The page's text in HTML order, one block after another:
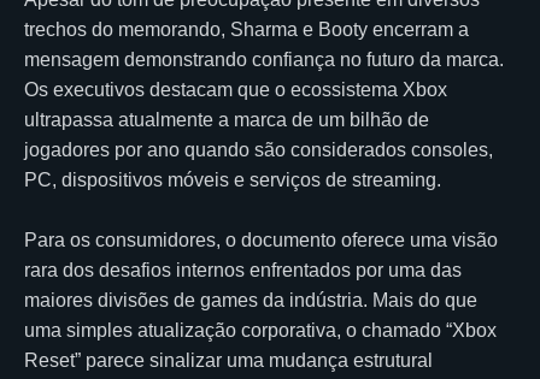
trechos do memorando, Sharma e Booty encerram a
mensagem demonstrando confiança no futuro da marca.
Os executivos destacam que o ecossistema Xbox
ultrapassa atualmente a marca de um bilhão de
jogadores por ano quando são considerados consoles,
PC, dispositivos móveis e serviços de streaming.
Para os consumidores, o documento oferece uma visão
rara dos desafios internos enfrentados por uma das
maiores divisões de games da indústria. Mais do que
uma simples atualização corporativa, o chamado “Xbox
Reset” parece sinalizar uma mudança estrutural